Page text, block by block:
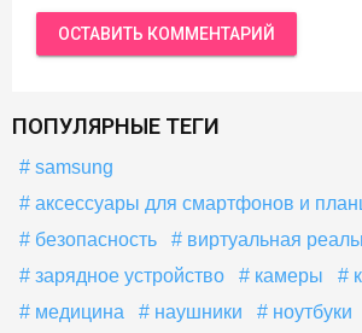
ПОПУЛЯРНЫЕ ТЕГИ
samsung
аксессуары для смартфонов и
безопасность
виртуальная
зарядное устройство
камеры
медицина
наушники ноутбуки